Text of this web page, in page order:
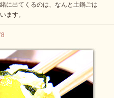
に出てくるのは、なんと土鍋ごは
ます。